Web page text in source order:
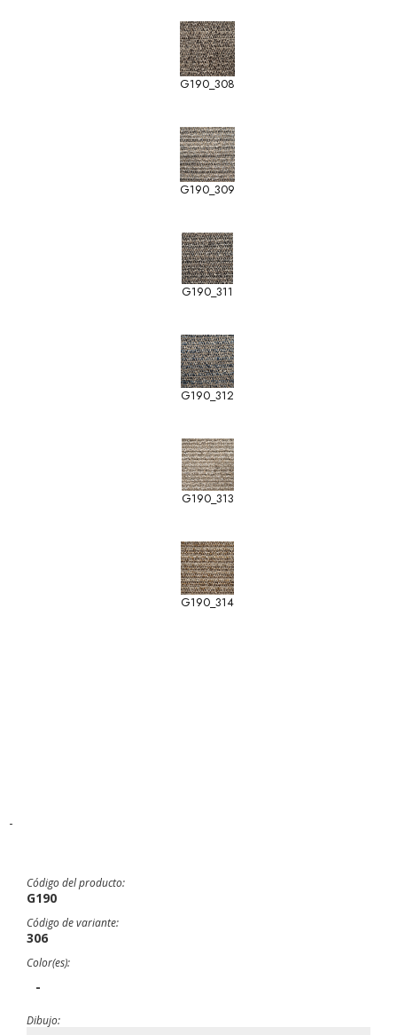
G190_308
G190_309
G190_311
G190_312
G190_313
G190_314
-
Código del producto:
G190
Código de variante:
306
Color(es):
-
Dibujo: